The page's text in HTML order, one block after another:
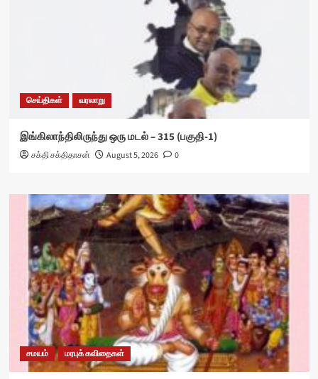
செய்திகள் வரலாறு
இங்கிலாந்திலிருந்து ஒரு மடல் – 315 (பகுதி-1)
சக்தி சக்திதாசன் August 5, 2026 0
சமயம் மரபுக் கவிதைகள்